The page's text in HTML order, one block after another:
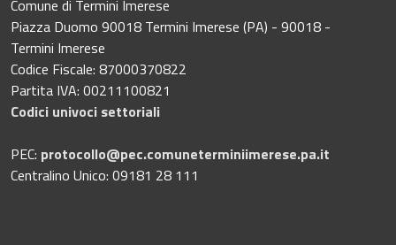
Comune di Termini Imerese
Piazza Duomo 90018 Termini Imerese (PA) - 90018 -
Termini Imerese
Codice Fiscale: 87000370822
Partita IVA: 00211100821
Codici univoci settoriali
PEC: protocollo@pec.comuneterminiimerese.pa.it
Centralino Unico: 09181 28 111